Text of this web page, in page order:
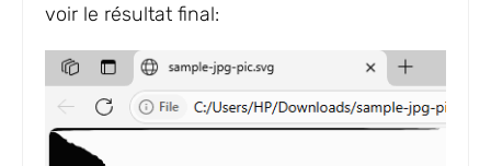
voir le résultat final: